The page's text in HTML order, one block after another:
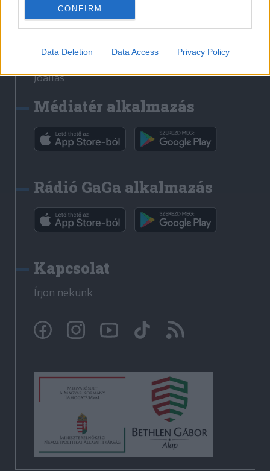
CONFIRM
Data Deletion Data Access Privacy Policy
Erdélyi Napló
Főtér
Jóállás
Médiatér alkalmazás
Rádió GaGa alkalmazás
Kapcsolat
Írjon nekünk